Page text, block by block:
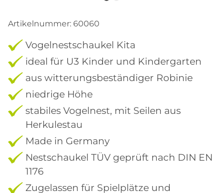
Artikelnummer: 60060
Vogelnestschaukel Kita
ideal für U3 Kinder und Kindergarten
aus witterungsbeständiger Robinie
niedrige Höhe
stabiles Vogelnest, mit Seilen aus
Herkulestau
Made in Germany
Nestschaukel TÜV geprüft nach DIN EN
1176
Zugelassen für Spielplätze und